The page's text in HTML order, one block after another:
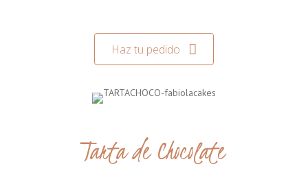
Haz tu pedido
Tarta de Chocolate